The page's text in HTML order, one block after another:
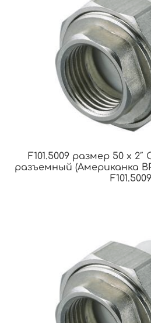
F101.5009 размер 50 x
разъемный (Американка
F101.5009